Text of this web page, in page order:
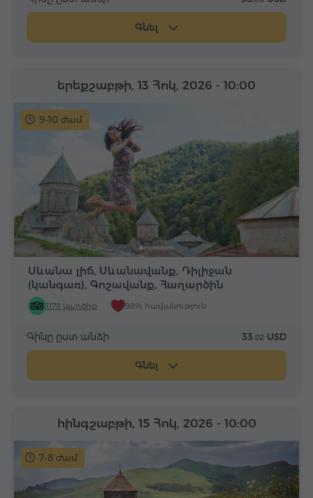
Գնել
9-10 ժամ
Սևանա լիճ, Սևանավանք, Դիլիջան
(կանգառ), Գոշավանք, Հաղարծին
1178 կարծիք 98% հավանություն
երեքշաբթի, 13 Հոկ, 2026 - 10:00
Գինը ըստ անձի 33.02 USD
Գնել
7-8 ժամ
հինգշաբթի, 15 Հոկ, 2026 - 10:00